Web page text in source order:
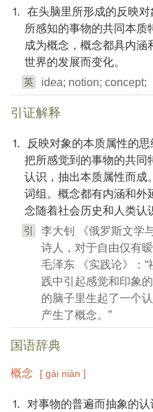
⒈ 在头脑里所形成的反映对
所感知的事物的共同本质
成为概念，概念都具内涵
世界的发展而变化。
英 idea; notion; concept;
引证解释
⒈ 反映对象的本质属性的思
把所感觉到的事物的共同
认识，抽出本质属性而成
词组。概念都有内涵和外
念随着社会历史和人类认
引
李大钊 《俄罗斯文学
诗人，对于自由仅有
毛泽东 《实践论》：
践中引起感觉和印象
的脑子里生起了一个
产生了概念。”
国语辞典
概念 [ gài niàn ]
⒈ 对事物的普遍而抽象的认